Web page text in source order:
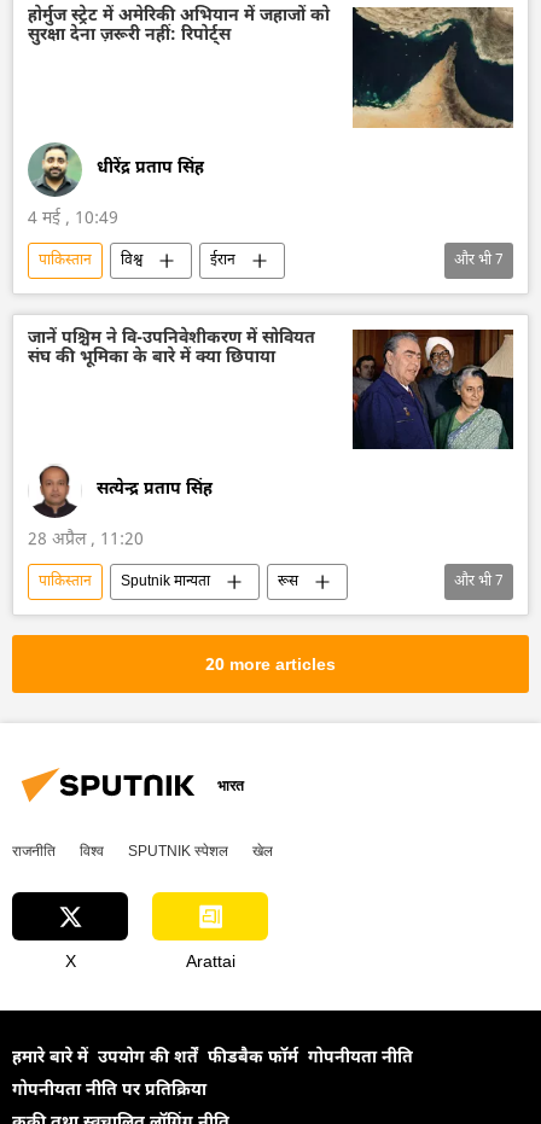
द्विपक्षीय रिश्ते
द्विपक्षीय व्यापार
आर्थिक संकट
होर्मुज स्ट्रेट में अमेरिकी अभियान में जहाजों को
सुरक्षा देना ज़रूरी नहीं: रिपोर्ट्स
धीरेंद्र प्रताप सिंह
4 मई , 10:49
पाकिस्तान विश्व
ईरान
अमेरिका-इजराइल-ईरान युद्ध
अमेरिका
वाशिंगटन
वाशिंगटन डीसी
व्हाइट हाउस
और भी7
जानें पश्चिम ने वि-उपनिवेशीकरण में सोवियत
संघ की भूमिका के बारे में क्या छिपाया
सत्येन्द्र प्रताप सिंह
28 अप्रैल , 11:20
पाकिस्तान Sputnik मान्यता
रूस
सोवियत संघ
उपनिवेशवाद
राजनीतिक और आर्थिक स्वतंत्रता
सामूहिक पश्चिम
पश्चिमीकरण
भारत एशिया की धुरी
और भी7
20 more articles
भारत
राजनीति विश्व SPUTNIK स्पेशल खेल
X Arattai
हमारे बारे में उपयोग की शर्तें फीडबैक फॉर्म गोपनीयता नीति
गोपनीयता नीति पर प्रतिक्रिया